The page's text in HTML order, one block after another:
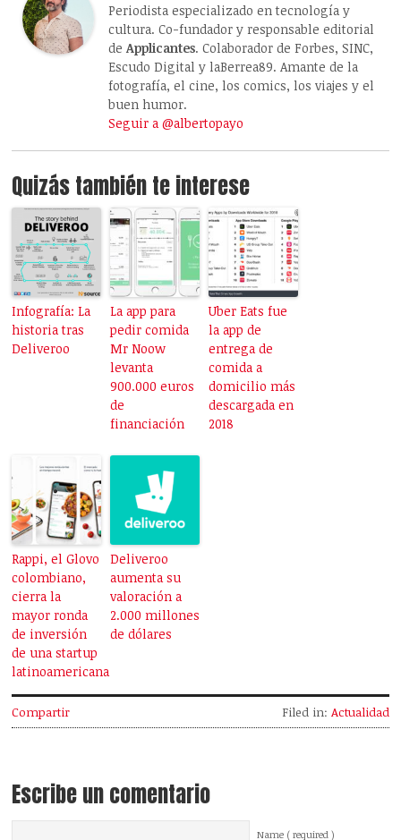
Periodista especializado en tecnología y
cultura. Co-fundador y responsable editorial
deApplicantes. Colaborador de Forbes, SINC,
Escudo Digital y laBerrea89. Amante de la
fotografía, el cine, los comics, los viajes y el
buen humor.
Seguir a @albertopayo
Quizás también te interese
Infografía: La
historia tras
Deliveroo
La app para
pedir comida
Mr Noow
levanta
900.000 euros
de
financiación
Uber Eats fue
la app de
entrega de
comida a
domicilio más
descargada en
2018
Rappi, el Glovo
colombiano,
cierra la
mayor ronda
de inversión
de una startup
latinoamericana
Deliveroo
aumenta su
valoración a
2.000 millones
de dólares
Compartir Filed in: Actualidad
Escribe un comentario
Name ( required )